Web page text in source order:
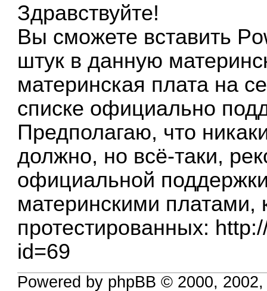
Здравствуйте!
Вы сможете вставить
штук в данную
материнская плата на
списке официально
Предполагаю, что
должно, но всё-таки,
официальной
материнскими платами,
протестированных:
id=69
Powered by phpBB © 2000,